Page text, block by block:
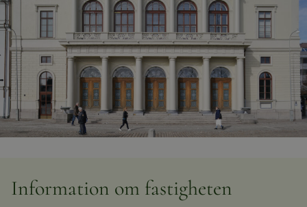
Information om fastigheten